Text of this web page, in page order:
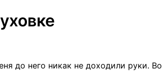
до него никак не доходили руки. Во